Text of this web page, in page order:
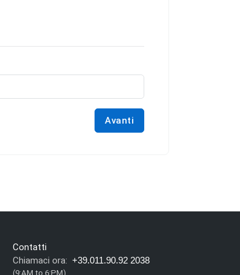
Avanti
Contatti
Chiamaci ora: +39.011.90.92 2038
(9:AM to 6:PM)